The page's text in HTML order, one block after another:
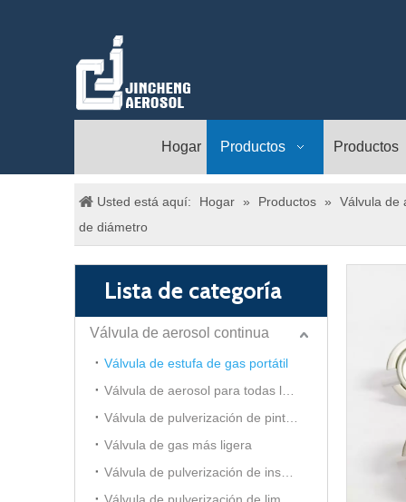
Hogar Productos Productos
Usted está aquí: Hogar » Productos » Válvula de
de diámetro
Lista de categoría
Válvula de aerosol continua
Válvula de estufa de gas portátil
Válvula de gas más ligera